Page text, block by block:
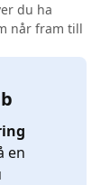
du ha
når fram till
en